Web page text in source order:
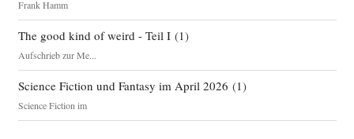
Frank Hamm
The good kind of weird - Teil I(1)
Aufschrieb zur Me...
Science Fiction und Fantasy im April 2026 (1)
Science Fiction im